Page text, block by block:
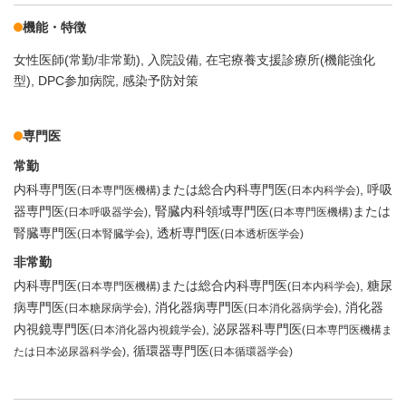
機能・特徴
女性医師(常勤/非常勤) 入院設備 在宅療養支援診療所(機能強化
型)
DPC参加病院 感染予防対策
専門医
常勤
内科専門医(日本専門医機構)または総合内科専門医(日本内科学会) 呼吸
器専門医(日本呼吸器学会) 腎臓内科領域専門医(日本専門医機構)または
腎臓専門医(日本腎臓学会) 透析専門医(日本透析医学会)
非常勤
内科専門医(日本専門医機構)または総合内科専門医(日本内科学会) 糖尿
病専門医(日本糖尿病学会) 消化器病専門医(日本消化器病学会) 消化器
内視鏡専門医(日本消化器内視鏡学会) 泌尿器科専門医(日本専門医機構ま
たは日本泌尿器科学会) 循環器専門医(日本循環器学会)